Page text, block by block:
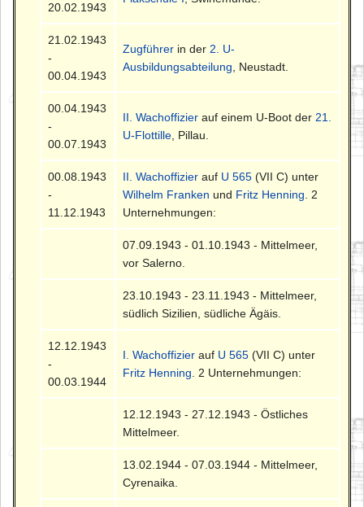
20.02.1943
21.02.1943
-
00.04.1943
Zugführer in der 2. U-
Ausbildungsabteilung , Neustadt.
00.04.1943
-
00.07.1943
II. Wachoffizier auf einem U-Boot der 21.
U-Flottille , Pillau.
00.08.1943
-
11.12.1943
II. Wachoffizier auf U 565 (VII C) unter
Wilhelm Franken und Fritz Henning . 2
Unternehmungen:
07.09.1943 - 01.10.1943 - Mittelmeer,
vor Salerno.
23.10.1943 - 23.11.1943 - Mittelmeer,
südlich Sizilien, südliche Ägäis.
12.12.1943
-
00.03.1944
I. Wachoffizier auf U 565 (VII C) unter
Fritz Henning . 2 Unternehmungen:
12.12.1943 - 27.12.1943 - Östliches
Mittelmeer.
13.02.1944 - 07.03.1944 - Mittelmeer,
Cyrenaika.